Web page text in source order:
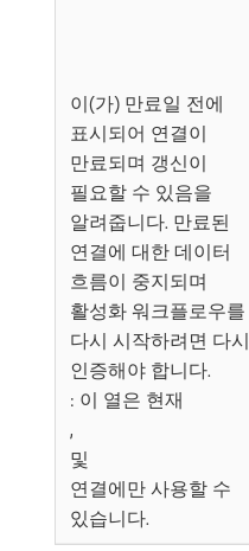
이(가) 만료일 전에
표시되어 연결이
만료되며 갱신이
필요할 수 있음을
알려줍니다. 만료된
연결에 대한 데이터
흐름이 중지되며
활성화 워크플로우를
다시 시작하려면 다시
인증해야 합니다.
: 이 열은 현재
,
및
연결에만 사용할 수
있습니다.